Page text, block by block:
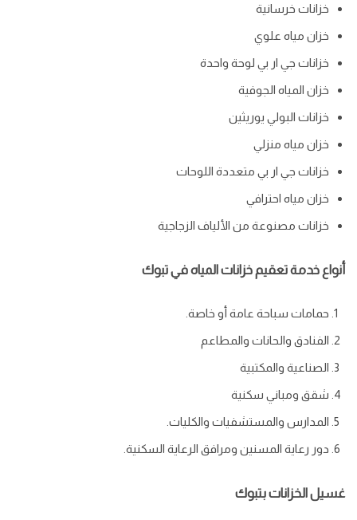
خزانات خرسانية
خزان مياه علوي
خزانات جي ار بي لوحة واحدة
خزان المياه الجوفية
خزانات البولي يوريثين
خزان مياه منزلي
خزانات جي ار بي متعددة اللوحات
خزان مياه احترافي
خزانات مصنوعة من الألياف الزجاجية
أنواع خدمة تعقيم خزانات المياه في تبوك
حمامات سباحة عامة أو خاصة.
الفنادق والحانات والمطاعم
الصناعية والمكتبية
شقق ومباني سكنية
المدارس والمستشفيات والكليات.
دور رعاية المسنين ومرافق الرعاية السكنية.
غسيل الخزانات بتبوك